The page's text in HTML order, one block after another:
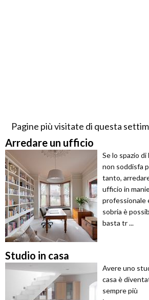
Pagine più visitate di questa
Arredare un ufficio
Se lo spazio di
non soddisfa
tanto,
ufficio in
professionale
sobria è
basta tr ...
Studio in casa
Avere uno
casa è
sempre più